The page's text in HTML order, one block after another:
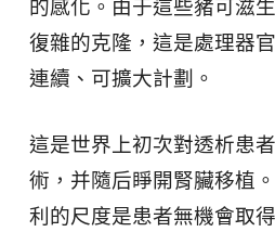
的感化。由于這些豬可滋
復雜的克隆，這是處理器
連續、可擴大計劃。
這是世界上初次對透析患
術，并隨后睜開腎臟移植
利的尺度是患者無機會取